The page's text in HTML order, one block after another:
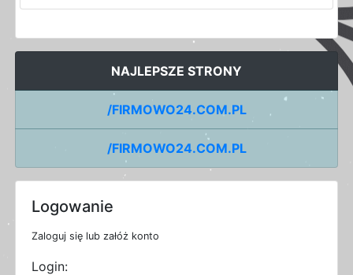
NAJLEPSZE STRONY
/FIRMOWO24.COM.PL
/FIRMOWO24.COM.PL
Logowanie
Zaloguj się lub załóż konto
Login: